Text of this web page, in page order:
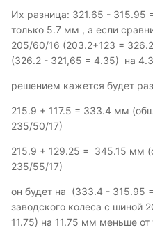
Их разница: 321.65 - 315.95
только 5.7 мм , а если
205/60/16 (203.2+123 =
(326.2 - 321,65 = 4.35) на
решением кажется будет
215.9 + 117.5 = 333.4 мм
235/50/17)
215.9 + 129.25 = 345.15 мм
235/55/17)
он будет на (333.4 - 315.95
заводского колеса с шиной
11.75) на 11.75 мм меньше от